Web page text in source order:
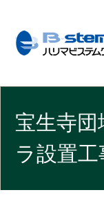
宝生寺
ラ設置工